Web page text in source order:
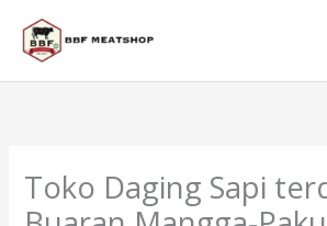
content
Toko Daging Sapi